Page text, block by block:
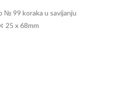
№ 99 koraka u savijanju
25 x 68mm